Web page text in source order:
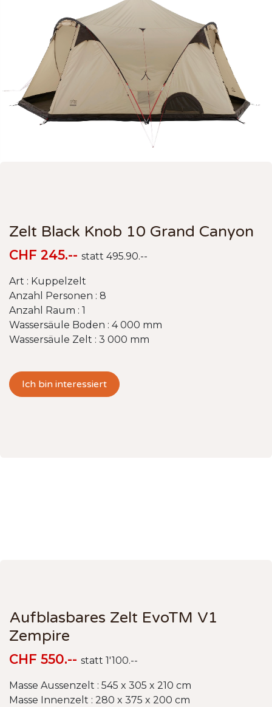
Zelt Black Knob 10 Grand Canyon
CHF 245.-- statt 495.90.--
Art : Kuppelzelt
Anzahl Personen : 8
Anzahl Raum : 1
Wassersäule Boden : 4 000 mm
Wassersäule Zelt : 3 000 mm
Ich bin interessiert
Aufblasbares Zelt EvoTM V1
Zempire
CHF 550.-- statt 1'100.--
Masse Aussenzelt : 545 x 305 x 210 cm
Masse Innenzelt : 280 x 375 x 200 cm